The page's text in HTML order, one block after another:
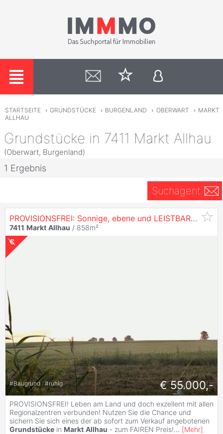
STARTSEITE › GRUNDSTÜCKE › BURGENLAND › OBERWART › MARKT
ALLHAU
Grundstücke in 7411 Markt Allhau
(Oberwart, Burgenland)
1 Ergebnis
Suchagent
PROVISIONSFREI: Sonnige, ebene und LEISTBARE
7411 Markt Allhau / 858m²
#Baugrund #ruhig € 55.000,-
PROVISIONSFREI! Leben am Land und doch exzellent mit allen
Regionalzentren verbunden! Nutzen Sie die Chance und
sichern Sie sich eines der ab sofort zum Verkauf angebotenen
Grundstücke in Markt Allhau - zum FAIREN Preis!... [Mehr]